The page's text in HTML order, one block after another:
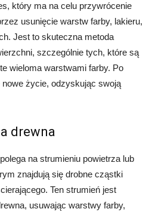
który ma na celu przywrócenie
usunięcie warstw farby, lakieru,
Jest to skuteczna metoda
szczególnie tych, które są
wieloma warstwami farby. Po
życie, odzyskując swoją
drewna
na strumieniu powietrza lub
znajdują się drobne cząstki
Ten strumień jest
usuwając warstwy farby,